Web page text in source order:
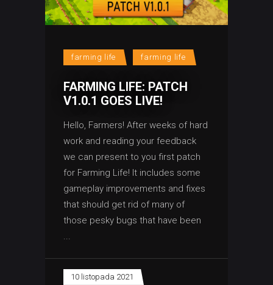
farming life farming life
FARMING LIFE: PATCH
V1.0.1 GOES LIVE!
Hello, Farmers! After weeks of hard
work and reading your feedback
we can present to you first patch
for Farming Life! It includes some
gameplay improvements and fixes
that should get rid of many of
those pesky bugs that have been
10 listopada 2021